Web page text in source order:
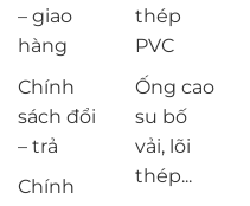
– giao
hàng
Chính
sách đổi
– trả
Chính
thép
PVC
Ống cao
su bố
vải, lõi
thép...